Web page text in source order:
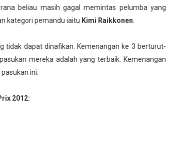
beliau masih gagal memintas pelumba yang
kategori pemandu iaitu Kimi Raikkonen
tidak dapat dinafikan. Kemenangan ke 3 berturut-
mereka adalah yang terbaik. Kemenangan
ini.
2012: